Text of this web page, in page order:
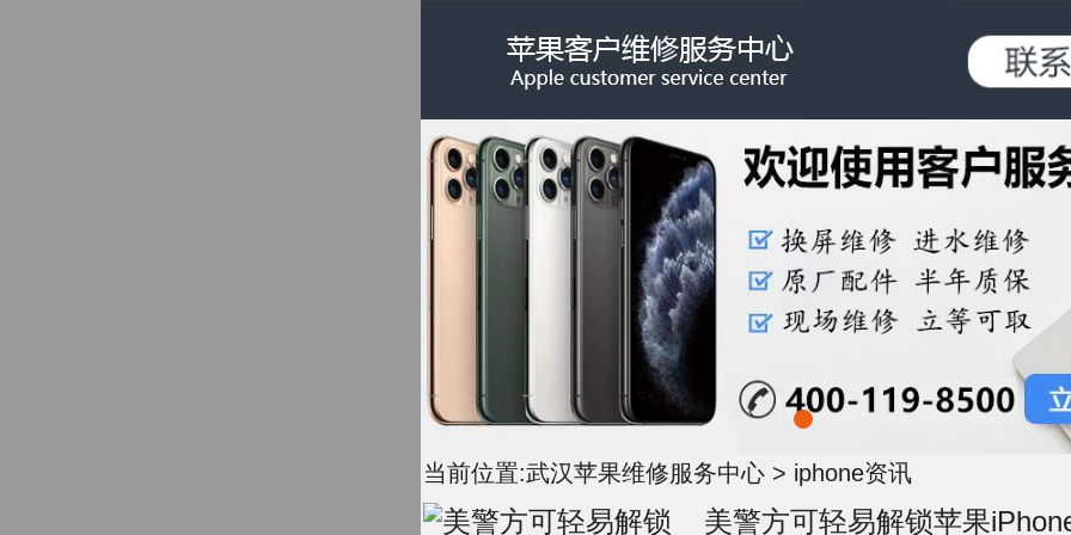
当前位置:武汉苹果维修服务中心 > iphone资讯
美警方可轻易解锁苹果